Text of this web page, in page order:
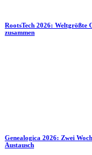
RootsTech 2026: Weltgrößte
zusammen
Genealogica 2026: Zwei
Austausch